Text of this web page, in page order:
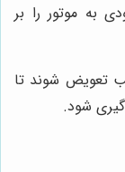
به موتور را بر
تعویض شوند تا
شود.